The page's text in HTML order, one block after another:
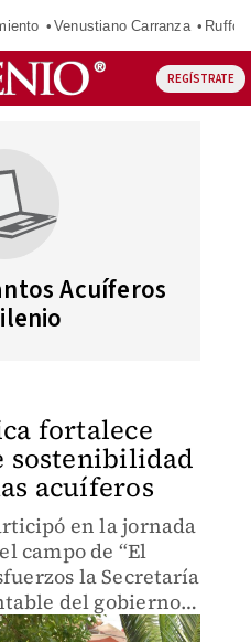
Venustiano Carranza Ruffo
REGÍSTRATE
Acuíferos
fortalece
sostenibilidad
acuíferos
en la jornada
campo de “El
la Secretaría
del gobierno